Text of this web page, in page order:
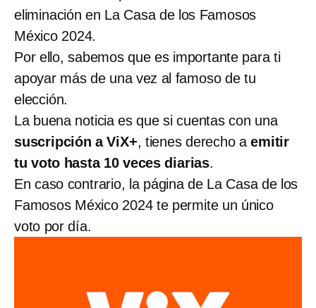
eliminación en La Casa de los Famosos
México 2024.
Por ello, sabemos que es importante para ti
apoyar más de una vez al famoso de tu
elección.
La buena noticia es que si cuentas con una
suscripción a ViX+, tienes derecho aemitir
tu voto hasta 10 veces diarias.
En caso contrario, la página de La Casa de los
Famosos México 2024 te permite un único
voto por día.